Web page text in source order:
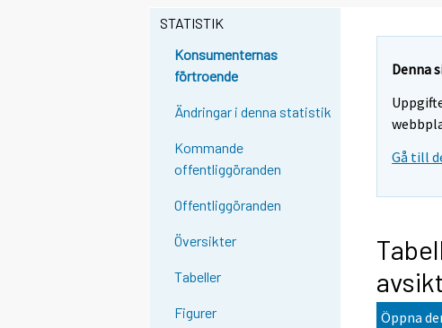
STATISTIK
Konsumenternas
förtroende
Ändringar i denna statistik
Kommande
offentliggöranden
Offentliggöranden
Översikter
Tabeller
Figurer
Denna
Gå till
Öppna